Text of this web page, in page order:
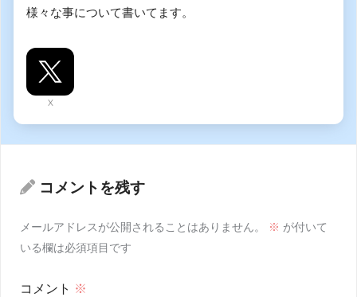
様々な事について書いてます。
X
コメントを残す
メールアドレスが公開されることはありません。 ※ が付いて
いる欄は必須項目です
コメント ※